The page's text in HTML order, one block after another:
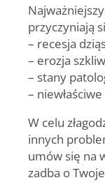
przyczyniają
– recesja
– erozja
– stany
–
W celu
innych
umów się na
zadba o